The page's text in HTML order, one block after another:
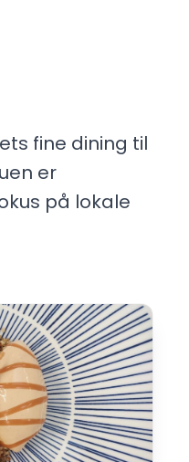
fine dining til
er
på lokale